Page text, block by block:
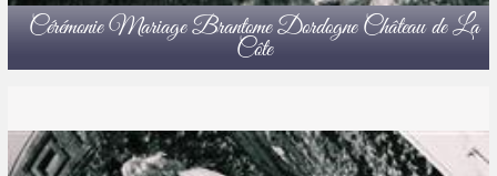
Cérémonie Mariage Brantome Dordogne Château de La
Côte